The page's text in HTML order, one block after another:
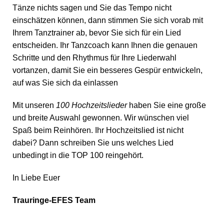
Tänze nichts sagen und Sie das Tempo nicht
einschätzen können, dann stimmen Sie sich vorab mit
Ihrem Tanztrainer ab, bevor Sie sich für ein Lied
entscheiden. Ihr Tanzcoach kann Ihnen die genauen
Schritte und den Rhythmus für Ihre Liederwahl
vortanzen, damit Sie ein besseres Gespür entwickeln,
auf was Sie sich da einlassen
Mit unseren 100 Hochzeitsliederhaben Sie eine große
und breite Auswahl gewonnen. Wir wünschen viel
Spaß beim Reinhören. Ihr Hochzeitslied ist nicht
dabei? Dann schreiben Sie uns welches Lied
unbedingt in die TOP 100 reingehört.
In Liebe Euer
Trauringe-EFES Team